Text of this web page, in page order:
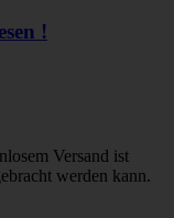
!
Versand ist
werden kann.